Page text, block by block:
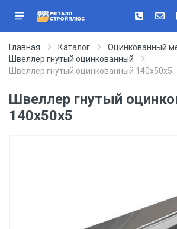
Главная Каталог
Оцинкованный
Швеллер гнутый оцинкованный
Швеллер гнутый оцинкованный 140х50х5
Швеллер гнутый
140х50х5